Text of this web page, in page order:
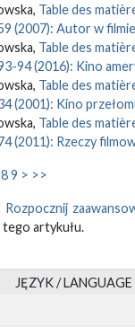
Table des
(2007): Autor w
Table des
94 (2016): Kino
Table des
(2001): Kino
Table des
(2011): Rzeczy
89 > >>
Rozpocznij
tego artykułu.
JĘZYK / LANGUAGE